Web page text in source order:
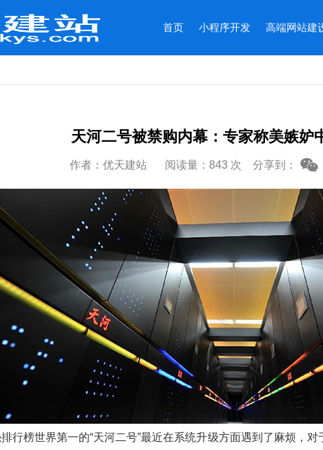
首页 小程序开发 高端网站建
天河二号被禁购内幕：专家称美嫉妒
作者：优天建站 阅读量：843 次 分享到：
行榜世界第一的“天河二号”最近在系统升级方面遇到了麻烦，